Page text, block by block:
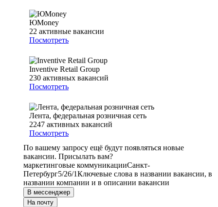
ЮMoney
22 активные вакансии
Посмотреть
Inventive Retail Group
230 активных вакансий
Посмотреть
Лента, федеральная розничная сеть
2247 активных вакансий
Посмотреть
По вашему запросу ещё будут появляться новые
вакансии. Присылать вам?
маркетинговые коммуникацииСанкт-
Петербург5/26/1Ключевые слова в названии вакансии, в
названии компании и в описании вакансии
В мессенджер
На почту